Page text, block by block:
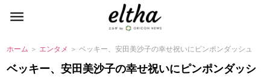
ホーム ＞ エンタメ ＞ ベッキー、安田美沙子の幸せ祝いにピンポンダッシュ
ベッキー、安田美沙子の幸せ祝いにピンポンダッシ